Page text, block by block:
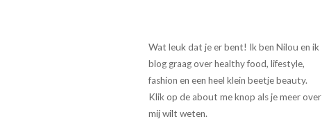
Wat leuk dat je er bent! Ik ben Nilou en ik
blog graag over healthy food, lifestyle,
fashion en een heel klein beetje beauty.
Klik op de about me knop als je meer over
mij wilt weten.